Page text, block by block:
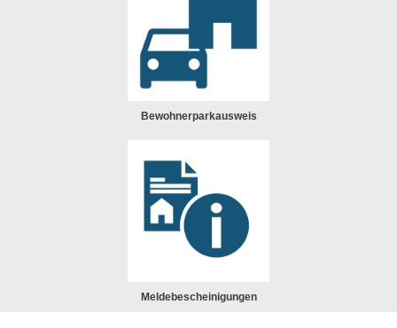
Bewohnerparkausweis
Meldebescheinigungen